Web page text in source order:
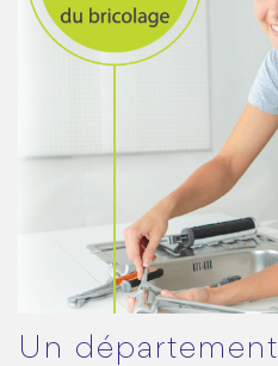
Un département